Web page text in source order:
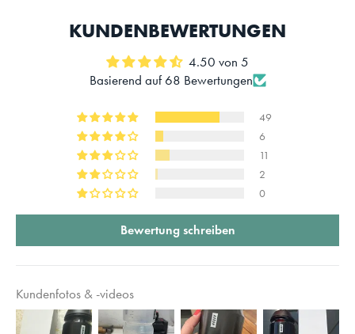
KUNDENBEWERTUNGEN
4.50 von 5
Basierend auf 68 Bewertungen
49
6
11
2
0
Bewertung schreiben
Kundenfotos & -videos